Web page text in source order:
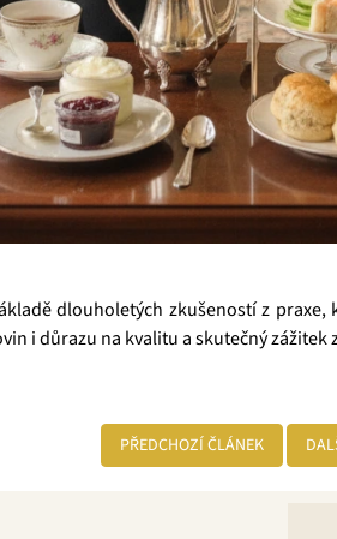
dlouholetých zkušeností z
i důrazu na kvalitu a skutečný zážitek
PŘEDCHOZÍ ČLÁNEK